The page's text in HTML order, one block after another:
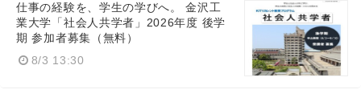
仕事の経験を、学生の学びへ。 金沢工
業大学「社会人共学者」2026年度 後学
期 参加者募集（無料）
8/3 13:30